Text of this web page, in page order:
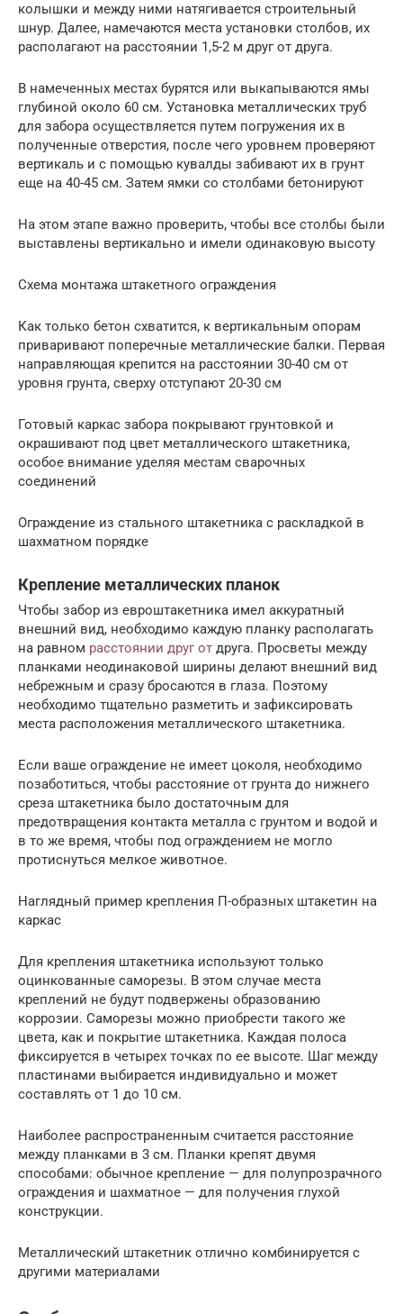
колышки и между ними натягивается строительный
шнур. Далее, намечаются места установки столбов, их
располагают на расстоянии 1,5-2 м друг от друга.
В намеченных местах бурятся или выкапываются ямы
глубиной около 60 см. Установка металлических труб
для забора осуществляется путем погружения их в
полученные отверстия, после чего уровнем проверяют
вертикаль и с помощью кувалды забивают их в грунт
еще на 40-45 см. Затем ямки со столбами бетонируют
На этом этапе важно проверить, чтобы все столбы были
выставлены вертикально и имели одинаковую высоту
Схема монтажа штакетного ограждения
Как только бетон схватится, к вертикальным опорам
приваривают поперечные металлические балки. Первая
направляющая крепится на расстоянии 30-40 см от
уровня грунта, сверху отступают 20-30 см
Готовый каркас забора покрывают грунтовкой и
окрашивают под цвет металлического штакетника,
особое внимание уделяя местам сварочных
соединений
Ограждение из стального штакетника с раскладкой в
шахматном порядке
Крепление металлических планок
Чтобы забор из евроштакетника имел аккуратный
внешний вид, необходимо каждую планку располагать
на равном расстоянии друг от друга. Просветы между
планками неодинаковой ширины делают внешний вид
небрежным и сразу бросаются в глаза. Поэтому
необходимо тщательно разметить и зафиксировать
места расположения металлического штакетника.
Если ваше ограждение не имеет цоколя, необходимо
позаботиться, чтобы расстояние от грунта до нижнего
среза штакетника было достаточным для
предотвращения контакта металла с грунтом и водой и
в то же время, чтобы под ограждением не могло
протиснуться мелкое животное.
Наглядный пример крепления П-образных штакетин на
каркас
Для крепления штакетника используют только
оцинкованные саморезы. В этом случае места
креплений не будут подвержены образованию
коррозии. Саморезы можно приобрести такого же
цвета, как и покрытие штакетника. Каждая полоса
фиксируется в четырех точках по ее высоте. Шаг между
пластинами выбирается индивидуально и может
составлять от 1 до 10 см.
Наиболее распространенным считается расстояние
между планками в 3 см. Планки крепят двумя
способами: обычное крепление — для полупрозрачного
ограждения и шахматное — для получения глухой
конструкции.
Металлический штакетник отлично комбинируется с
другими материалами